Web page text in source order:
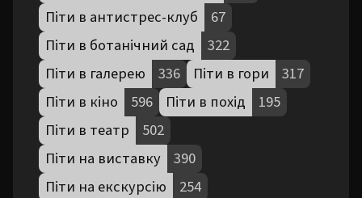
Піти в антистрес-клуб
67
Піти в ботанічний сад
322
Піти в галерею
336 Піти в гори
317
Піти в кіно
596 Піти в похід
195
Піти в театр
502
Піти на виставку
390
Піти на екскурсію
254